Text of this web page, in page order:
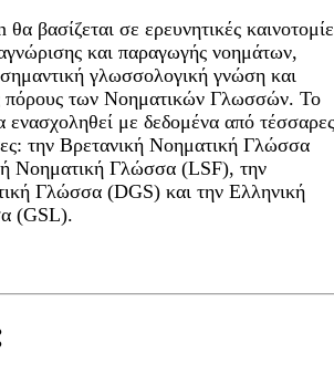
βασίζεται σε ερευνητικές
και παραγωγής νοημάτων,
γλωσσολογική γνώση και
πόρους των Νοηματικών Γλωσσών. Το
με δεδομένα από τέσσαρες
την Βρετανική Νοηματική Γλώσσα
Νοηματική Γλώσσα (LSF), την
Γλώσσα (DGS) και την Ελληνική
(GSL).